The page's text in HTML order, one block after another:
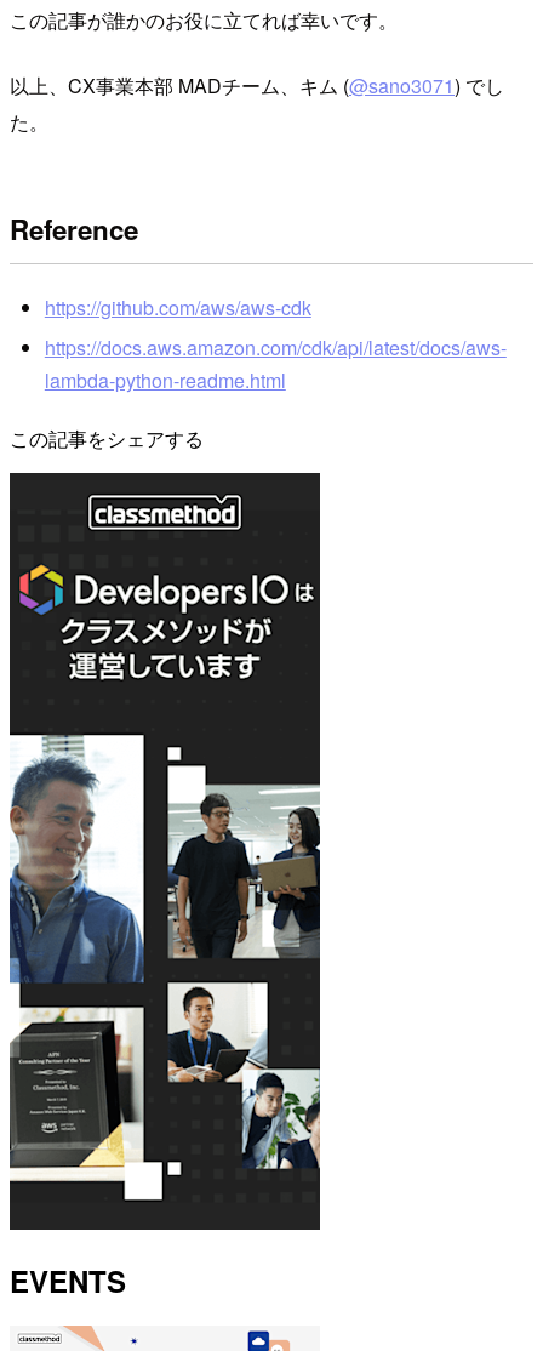
この記事が誰かのお役に立てれば幸いです。
以上、CX事業本部 MADチーム、キム (@sano3071) でし
た。
Reference
https://github.com/aws/aws-cdk
https://docs.aws.amazon.com/cdk/api/latest/docs/aws-
lambda-python-readme.html
この記事をシェアする
EVENTS